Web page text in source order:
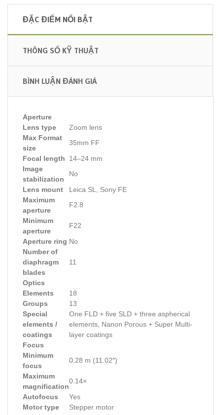
ĐẶC ĐIỂM NỔI BẬT
THÔNG SỐ KỸ THUẬT
BÌNH LUẬN ĐÁNH GIÁ
Lens type
Zoom lens
Max Format
size
35mm FF
Focal length
14–24 mm
Image
stabilization
No
Lens mount
Leica SL, Sony FE
Aperture
Maximum
aperture
F2.8
Minimum
aperture
F22
Aperture ring No
Number of
diaphragm
blades
11
Optics
Elements
18
Groups
13
Special
elements /
coatings
One FLD + five SLD + three aspherical
elements, Nanon Porous + Super Multi-
layer coatings
Focus
Minimum
focus
0.28 m (11.02″)
Maximum
magnification
0.14×
Autofocus
Yes
Motor type
Stepper motor